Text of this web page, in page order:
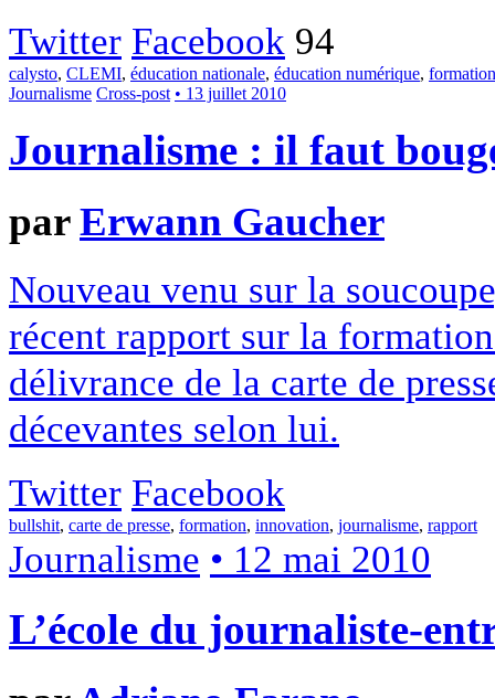
Twitter Facebook 94
calysto, CLEMI, éducation nationale, éducation numérique, formation
Journalisme Cross-post • 13 juillet 2010
Journalisme : il faut
parErwann Gaucher
Nouveau venu sur la
récent rapport sur la
délivrance de la carte de
décevantes selon lui.
Twitter Facebook
bullshit, carte de presse, formation, innovation, journalisme, rapport
Journalisme • 12 mai 2010
L’école du journaliste-